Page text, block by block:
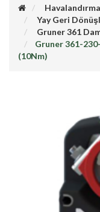
Havalandırma
Yay Geri
Gruner 361
Gruner 361-
(10Nm)